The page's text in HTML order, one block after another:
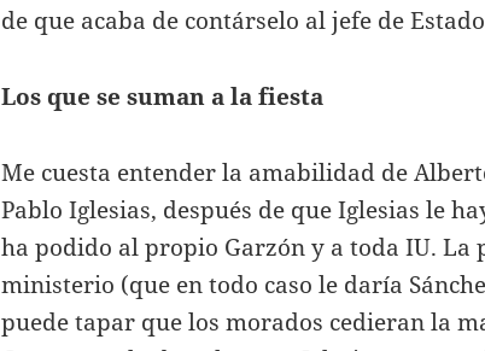
de que acaba de contárselo al jefe de
Los que se suman a la fiesta
Me cuesta entender la amabilidad de
Pablo Iglesias, después de que Iglesias le
ha podido al propio Garzón y a toda IU. La
ministerio (que en todo caso le daría
puede tapar que los morados cedieran la